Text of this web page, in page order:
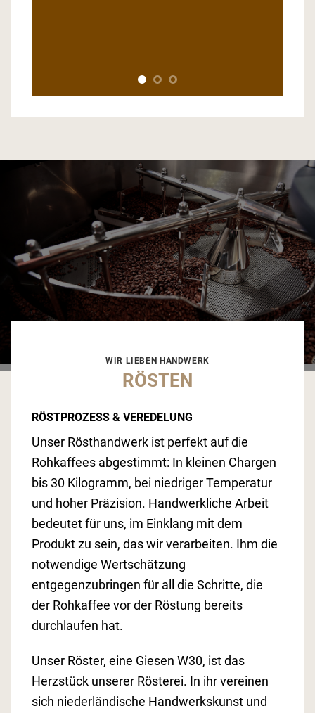
WIR LIEBEN HANDWERK
RÖSTEN
RÖSTPROZESS & VEREDELUNG
Unser Rösthandwerk ist perfekt auf die
Rohkaffees abgestimmt: In kleinen Chargen
bis 30 Kilogramm, bei niedriger Temperatur
und hoher Präzision. Handwerkliche Arbeit
bedeutet für uns, im Einklang mit dem
Produkt zu sein, das wir verarbeiten. Ihm die
notwendige Wertschätzung
entgegenzubringen für all die Schritte, die
der Rohkaffee vor der Röstung bereits
durchlaufen hat.
Unser Röster, eine Giesen W30, ist das
Herzstück unserer Rösterei. In ihr vereinen
sich niederländische Handwerkskunst und